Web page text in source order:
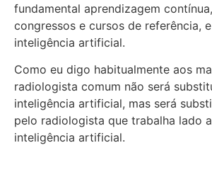
fundamental aprendizagem
congressos e cursos de referência,
inteligência artificial.
Como eu digo habitualmente aos
radiologista comum não será
inteligência artificial, mas será
pelo radiologista que trabalha lado
inteligência artificial.